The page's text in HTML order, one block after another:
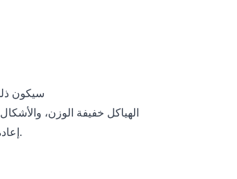
إعادة التصميم باستخدام التقنيات التقليدية. تتيح هذه القدرة فرصًا جديدة للابتكار في مختلف المجالات.